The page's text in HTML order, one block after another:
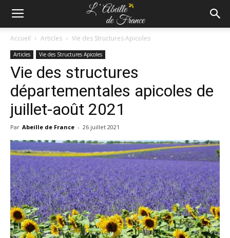
Accueil Articles Vie des Structures Apicoles
Articles Vie des Structures Apicoles
Vie des structures
départementales apicoles de
juillet-août 2021
Par Abeille de France - 26 juillet 2021